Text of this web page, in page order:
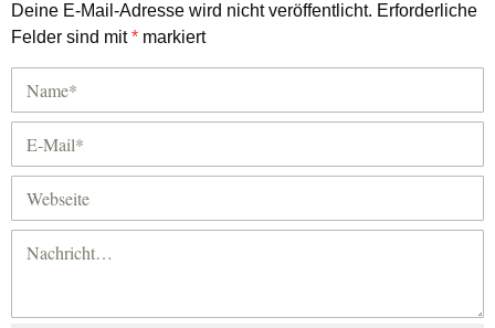
Deine E-Mail-Adresse wird nicht veröffentlicht. Erforderliche
Felder sind mit* markiert